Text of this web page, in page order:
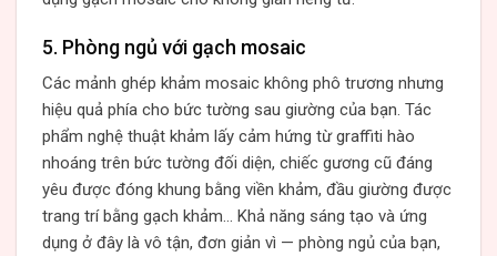
5. Phòng ngủ với gạch mosaic
Các mảnh ghép khảm mosaic không phô trương nhưng
hiệu quả phía cho bức tường sau giường của bạn. Tác
phẩm nghệ thuật khảm lấy cảm hứng từ graffiti hào
nhoáng trên bức tường đối diện, chiếc gương cũ đáng
yêu được đóng khung bằng viền khảm, đầu giường được
trang trí bằng gạch khảm… Khả năng sáng tạo và ứng
dụng ở đây là vô tận, đơn giản vì — phòng ngủ của bạn,